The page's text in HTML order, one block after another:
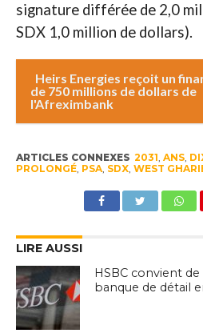
signature différée de 2,0
SDX 1,0 million de dollars).
Heirs Energies reçoit un
de 750 millions de dollars de
l'Afreximbank
ARTICLES CONNEXES 2031, ANS,
PROLONGÉ, PSA, SDX, WEST
LIRE AUSSI
HSBC convient
banque de détail